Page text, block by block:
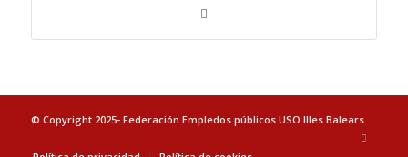
© Copyright 2025- Federación Empledos públicos USO Illes Balears